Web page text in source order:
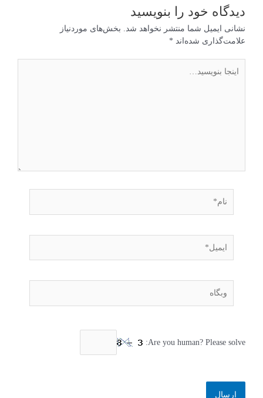
دیدگاه‌ خود را بنویسید
نشانی ایمیل شما منتشر نخواهد شد.
بخش‌های موردنیاز
علامت‌گذاری شده‌اند *
Are you human? Please solve: